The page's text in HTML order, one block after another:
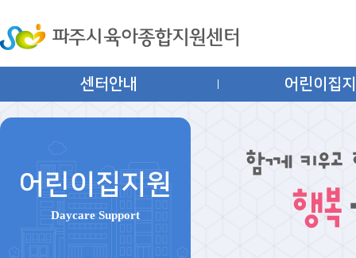
센터안내 어린이집
어린이집지원
Daycare Support